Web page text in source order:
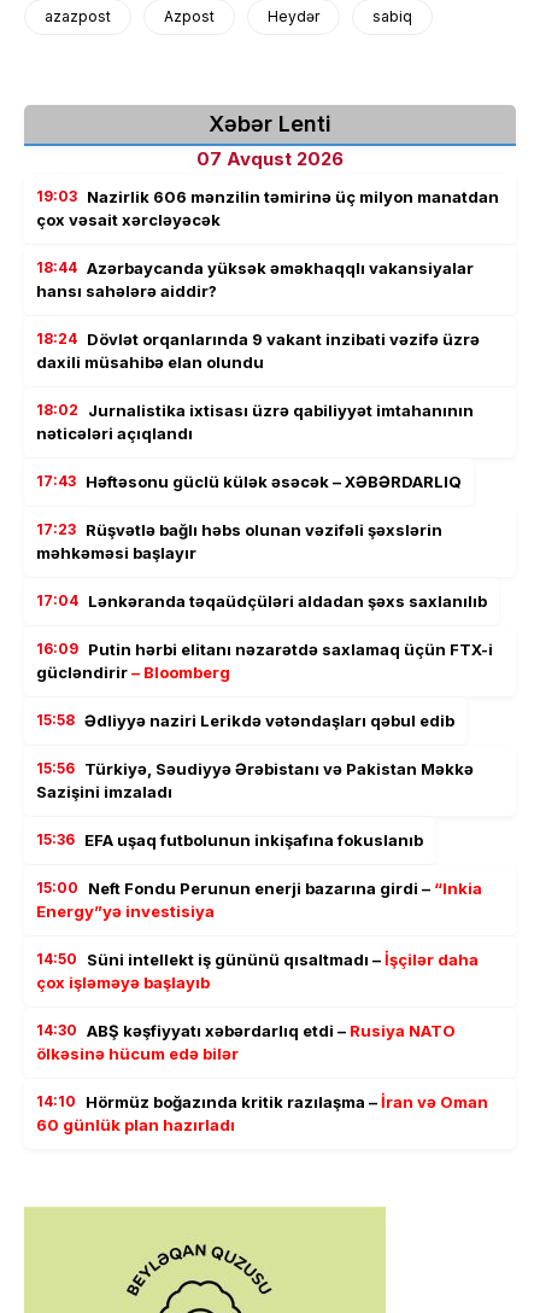
azazpost Azpost Heydər sabiq
Xəbər Lenti
07 Avqust 2026
19:03 Nazirlik 606 mənzilin təmirinə üç milyon manatdan
çox vəsait xərcləyəcək
18:44 Azərbaycanda yüksək əməkhaqqlı vakansiyalar
hansı sahələrə aiddir?
18:24 Dövlət orqanlarında 9 vakant inzibati vəzifə üzrə
daxili müsahibə elan olundu
18:02
Jurnalistika ixtisası üzrə qabiliyyət imtahanının
nəticələri açıqlandı
17:43 Həftəsonu güclü külək əsəcək – XƏBƏRDARLIQ
17:23 Rüşvətlə bağlı həbs olunan vəzifəli şəxslərin
məhkəməsi başlayır
17:04 Lənkəranda təqaüdçüləri aldadan şəxs saxlanılıb
16:09 Putin hərbi elitanı nəzarətdə saxlamaq üçün FTX-i
gücləndirir– Bloomberg
15:58 Ədliyyə naziri Lerikdə vətəndaşları qəbul edib
15:56 Türkiyə, Səudiyyə Ərəbistanı və Pakistan Məkkə
Sazişini imzaladı
15:36 EFA uşaq futbolunun inkişafına fokuslanıb
15:00 Neft Fondu Perunun enerji bazarına girdi – “Inkia
Energy”yə investisiya
14:50 Süni intellekt iş gününü qısaltmadı –İşçilər daha
çox işləməyə başlayıb
14:30 ABŞ kəşfiyyatı xəbərdarlıq etdi – Rusiya NATO
ölkəsinə hücum edə bilər
14:10 Hörmüz boğazında kritik razılaşma –İran və Oman
60 günlük plan hazırladı